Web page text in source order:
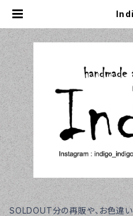
SOLDOUT分の再販や、お色違